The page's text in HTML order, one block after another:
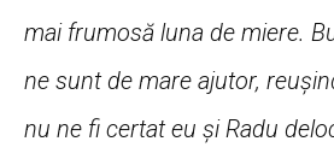
mai frumosă luna de miere.
ne sunt de mare ajutor,
nu ne fi certat eu şi Radu